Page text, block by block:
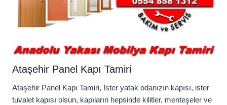
Ataşehir Panel Kapı Tamiri
Ataşehir Panel Kapı Tamiri, İster yatak odanızın kapısı, ister
tuvalet kapısı olsun, kapıların hepsinde kilitler, menteşeler ve